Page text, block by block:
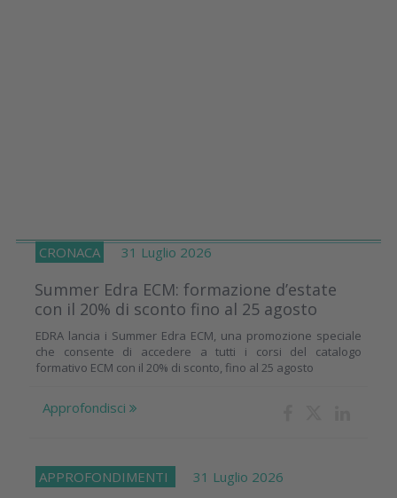
CRONACA 31 Luglio 2026
Summer Edra ECM: formazione d’estate
con il 20% di sconto fino al 25 agosto
EDRA lancia i Summer Edra ECM, una promozione speciale
che consente di accedere a tutti i corsi del catalogo
formativo ECM con il 20% di sconto, fino al 25 agosto
Approfondisci
APPROFONDIMENTI 31 Luglio 2026